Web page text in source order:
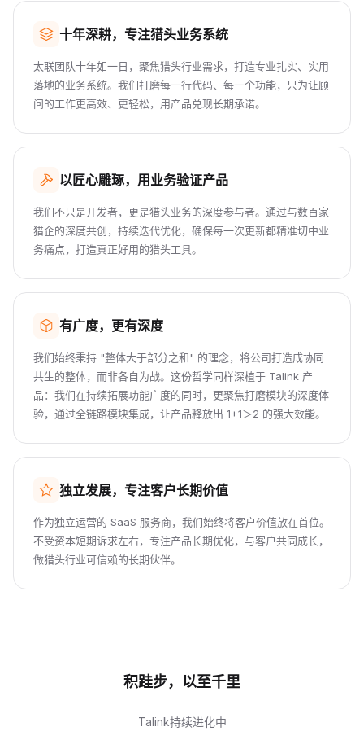
十年深耕，专注猎头业务系统
太联团队十年如一日，聚焦猎头行业需求，打造专业扎实、实用
落地的业务系统。我们打磨每一行代码、每一个功能，只为让顾
问的工作更高效、更轻松，用产品兑现长期承诺。
以匠心雕琢，用业务验证产品
我们不只是开发者，更是猎头业务的深度参与者。通过与数百家
猎企的深度共创，持续迭代优化，确保每一次更新都精准切中业
务痛点，打造真正好用的猎头工具。
有广度，更有深度
我们始终秉持 "整体大于部分之和" 的理念，将公司打造成协同
共生的整体，而非各自为战。这份哲学同样深植于 Talink 产
品：我们在持续拓展功能广度的同时，更聚焦打磨模块的深度体
验，通过全链路模块集成，让产品释放出 1+1＞2 的强大效能。
独立发展，专注客户长期价值
作为独立运营的 SaaS 服务商，我们始终将客户价值放在首位。
不受资本短期诉求左右，专注产品长期优化，与客户共同成长，
做猎头行业可信赖的长期伙伴。
积跬步，以至千里
Talink持续进化中